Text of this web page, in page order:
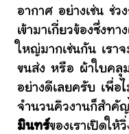
อากาศ อย่างเช่น ช่
เข้ามาเกี่ยวข้องซึ่งท
ใหญ่มากเช่นกัน เร
ขนส่ง หรือ ผ้าใบคลุ
อย่างดีเลยครับ เพื่อไ
จำนวนคิวงานก็สำคั
มินทร์ของเราเปิดใ